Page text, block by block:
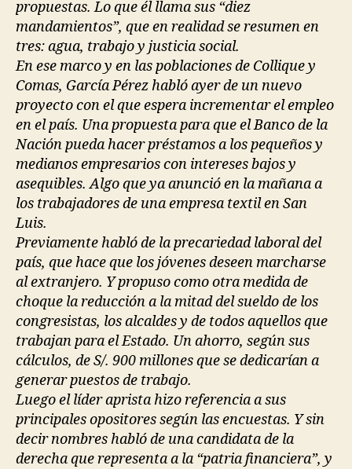
propuestas. Lo que él llama sus “diez
mandamientos”, que en realidad se resumen en
tres: agua, trabajo y justicia social.
En ese marco y en las poblaciones de Collique y
Comas, García Pérez habló ayer de un nuevo
proyecto con el que espera incrementar el empleo
en el país. Una propuesta para que el Banco de la
Nación pueda hacer préstamos a los pequeños y
medianos empresarios con intereses bajos y
asequibles. Algo que ya anunció en la mañana a
los trabajadores de una empresa textil en San
Luis.
Previamente habló de la precariedad laboral del
país, que hace que los jóvenes deseen marcharse
al extranjero. Y propuso como otra medida de
choque la reducción a la mitad del sueldo de los
congresistas, los alcaldes y de todos aquellos que
trabajan para el Estado. Un ahorro, según sus
cálculos, de S/. 900 millones que se dedicarían a
generar puestos de trabajo.
Luego el líder aprista hizo referencia a sus
principales opositores según las encuestas. Y sin
decir nombres habló de una candidata de la
derecha que representa a la “patria financiera”, y